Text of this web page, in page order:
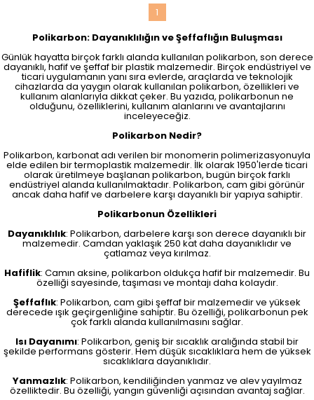
1
Polikarbon: Dayanıklılığın ve Şeffaflığın Buluşması
Günlük hayatta birçok farklı alanda kullanılan polikarbon, son derece
dayanıklı, hafif ve şeffaf bir plastik malzemedir. Birçok endüstriyel ve
ticari uygulamanın yanı sıra evlerde, araçlarda ve teknolojik
cihazlarda da yaygın olarak kullanılan polikarbon, özellikleri ve
kullanım alanlarıyla dikkat çeker. Bu yazıda, polikarbonun ne
olduğunu, özelliklerini, kullanım alanlarını ve avantajlarını
inceleyeceğiz.
Polikarbon Nedir?
Polikarbon, karbonat adı verilen bir monomerin polimerizasyonuyla
elde edilen bir termoplastik malzemedir. İlk olarak 1950'lerde ticari
olarak üretilmeye başlanan polikarbon, bugün birçok farklı
endüstriyel alanda kullanılmaktadır. Polikarbon, cam gibi görünür
ancak daha hafif ve darbelere karşı dayanıklı bir yapıya sahiptir.
Polikarbonun Özellikleri
Dayanıklılık: Polikarbon, darbelere karşı son derece dayanıklı bir
malzemedir. Camdan yaklaşık 250 kat daha dayanıklıdır ve
çatlamaz veya kırılmaz.
Hafiflik: Camın aksine, polikarbon oldukça hafif bir malzemedir. Bu
özelliği sayesinde, taşıması ve montajı daha kolaydır.
Şeffaflık: Polikarbon, cam gibi şeffaf bir malzemedir ve yüksek
derecede ışık geçirgenliğine sahiptir. Bu özelliği, polikarbonun pek
çok farklı alanda kullanılmasını sağlar.
Isı Dayanımı: Polikarbon, geniş bir sıcaklık aralığında stabil bir
şekilde performans gösterir. Hem düşük sıcaklıklara hem de yüksek
sıcaklıklara dayanıklıdır.
Yanmazlık: Polikarbon, kendiliğinden yanmaz ve alev yayılmaz
özelliktedir. Bu özelliği, yangın güvenliği açısından avantaj sağlar.